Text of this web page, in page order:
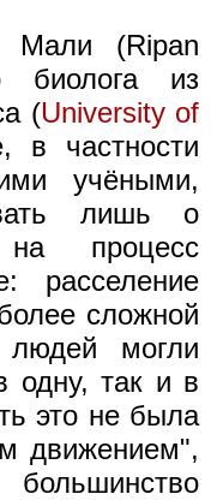
(Ripan
биолога из
(University of
в частности
учёными,
лишь о
процесс
расселение
сложной
могли
одну, так и в
это не была
движением",